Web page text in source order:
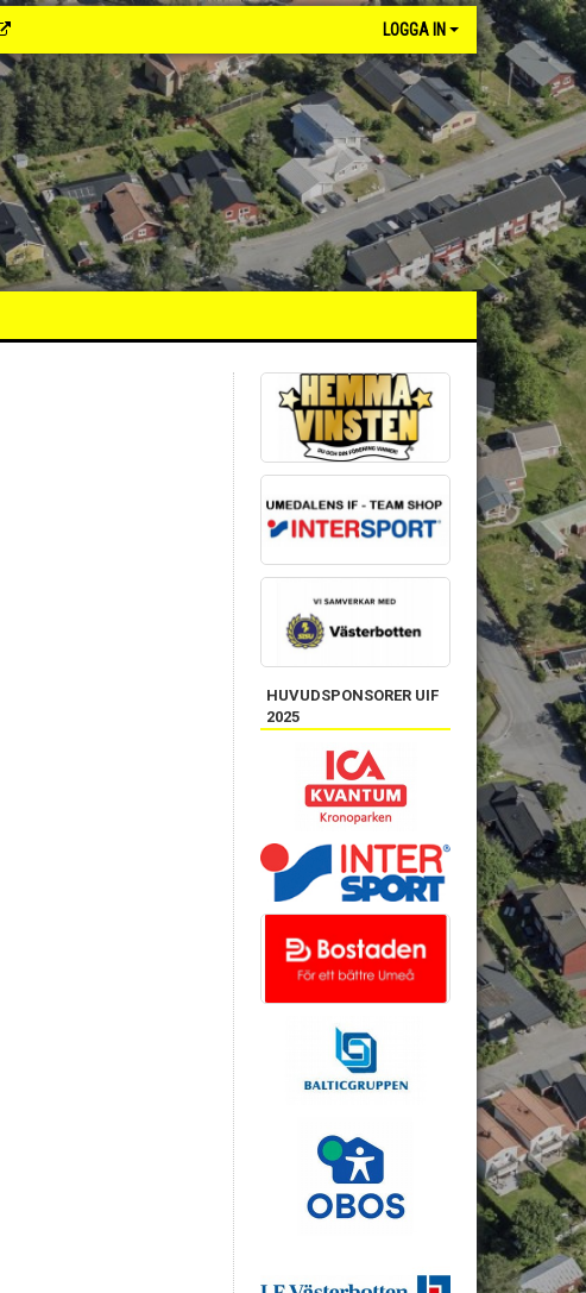
LOGGA IN
HUVUDSPONSORER UIF
2025